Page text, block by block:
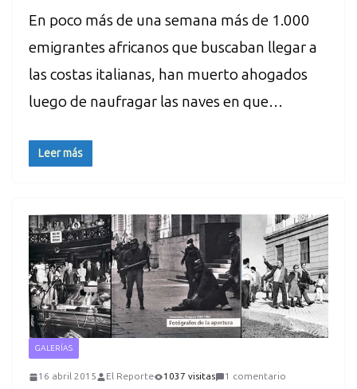
En poco más de una semana más de 1.000
emigrantes africanos que buscaban llegar a
las costas italianas, han muerto ahogados
luego de naufragar las naves en que…
Leer más
GALERÍAS
16 abril 2015 El Reporte 1037 visitas 1 comentario